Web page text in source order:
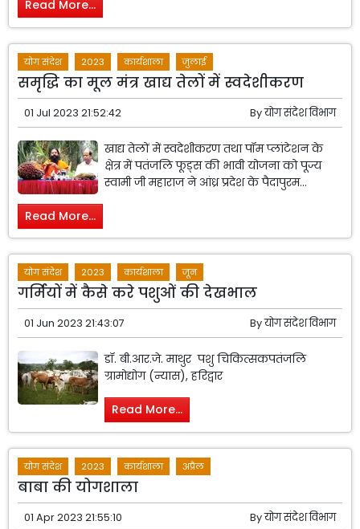
Read More...
योग संदेश 2023 कार्यशाला जुलाई
समृद्धि का मूल मंत्र खाद्य तेलों में स्वदेशीकरण
01 Jul 2023 21:52:42 Byयोग संदेश विभाग
खाद्य तेलों में स्वदेशीकरण तथा पॉम प्लांटेशन के
क्षेत्र में पतंजलि फूड्स की भावी योजना को पूज्य
स्वामी जी महाराज ने आंध्र प्रदेश के पैदापुरम...
Read More...
योग संदेश 2023 कार्यशाला जून
गर्मियों में कैसे करे पशुओं की देखभाल
01 Jun 2023 21:43:07 Byयोग संदेश विभाग
डॉ. बी.आर.जे. माथुर पशु चिकित्सकपतंजलि
ग्रामोद्योग (न्यास), हरिद्वार
Read More...
योग संदेश 2023 कार्यशाला अप्रैल
बाबा की योगशाला
01 Apr 2023 21:55:10 Byयोग संदेश विभाग